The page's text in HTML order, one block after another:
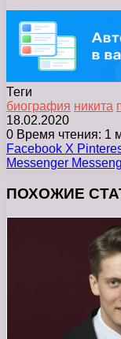
Теги
биография никита
18.02.2020
0 Время чтения: 1
Facebook X
Messenger
ПОХОЖИЕ